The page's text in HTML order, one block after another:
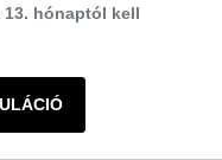
hónaptól kell